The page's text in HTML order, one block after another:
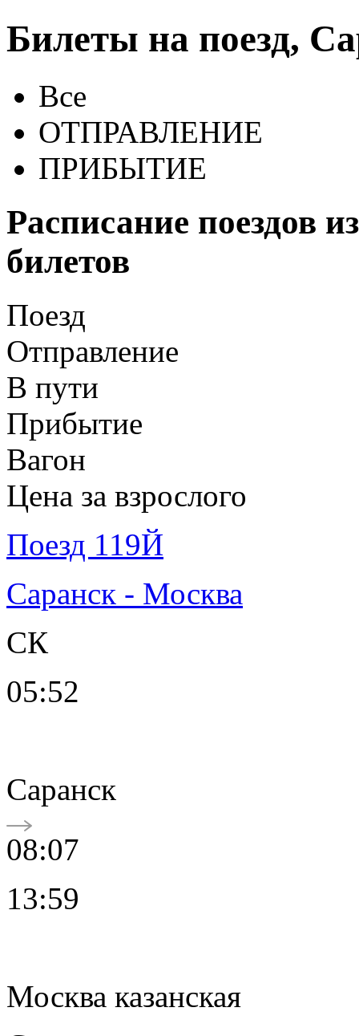
Билеты на поезд,
Все
ОТПРАВЛЕНИЕ
ПРИБЫТИЕ
Расписание поездов
билетов
Поезд
Отправление
В пути
Прибытие
Вагон
Цена за взрослого
Поезд 119Й
Саранск - Москва
СК
05:52
Саранск
08:07
13:59
Москва казанская